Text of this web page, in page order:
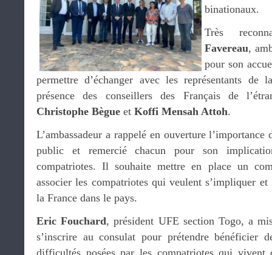
binationaux.
Très
Favereau,
pour son
permettre d’échanger avec les représentants de
présence des conseillers des Français de
Christophe Bègue et Koffi Mensah Attoh.
L’ambassadeur a rappelé en ouverture l’importance
public et remercié chacun pour son
compatriotes. Il souhaite mettre en place un
associer les compatriotes qui veulent s’impliquer
la France dans le pays.
Eric Fouchard, président UFE section Togo, a
s’inscrire au consulat pour prétendre bénéficier
difficultés posées par les compatriotes qui vivent